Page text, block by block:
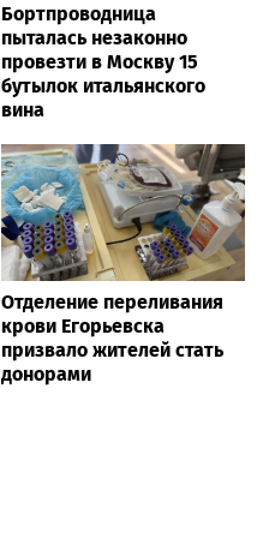
Бортпроводница
пыталась незаконно
провезти в Москву 15
бутылок итальянского
вина
Отделение переливания
крови Егорьевска
призвало жителей стать
донорами